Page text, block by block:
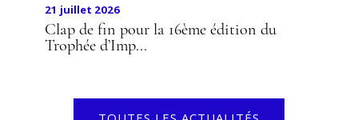
21 juillet 2026
Clap de fin pour la 16ème édition du
Trophée d’Imp...